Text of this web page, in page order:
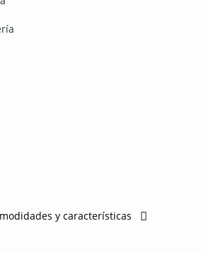
y características